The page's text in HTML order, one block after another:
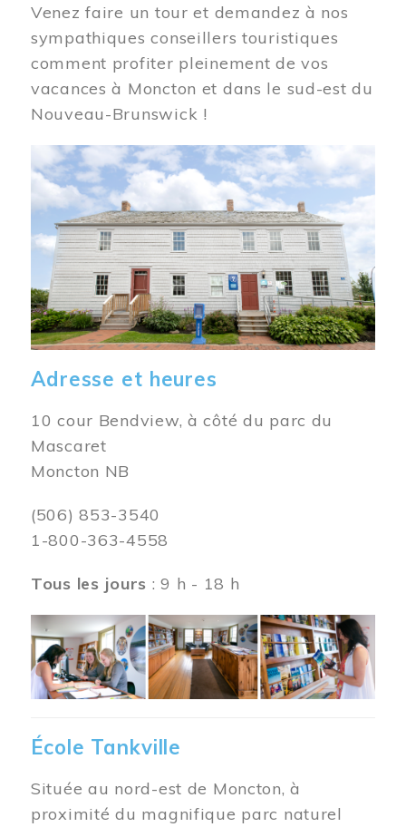
Venez faire un tour et demandez à nos
sympathiques conseillers touristiques
comment profiter pleinement de vos
vacances à Moncton et dans le sud-est du
Nouveau-Brunswick !
Image
Adresse et heures
10 cour Bendview, à côté du parc du
Mascaret
Moncton NB
(506) 853-3540
1-800-363-4558
Tous les jours : 9 h - 18 h
Image
École Tankville
Située au nord-est de Moncton, à
proximité du magnifique parc naturel